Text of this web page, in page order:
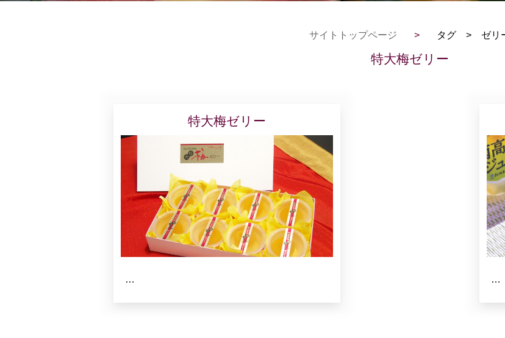
サイトトップページ > タグ > ゼリ
特大梅ゼリー
特大梅ゼリー
… …